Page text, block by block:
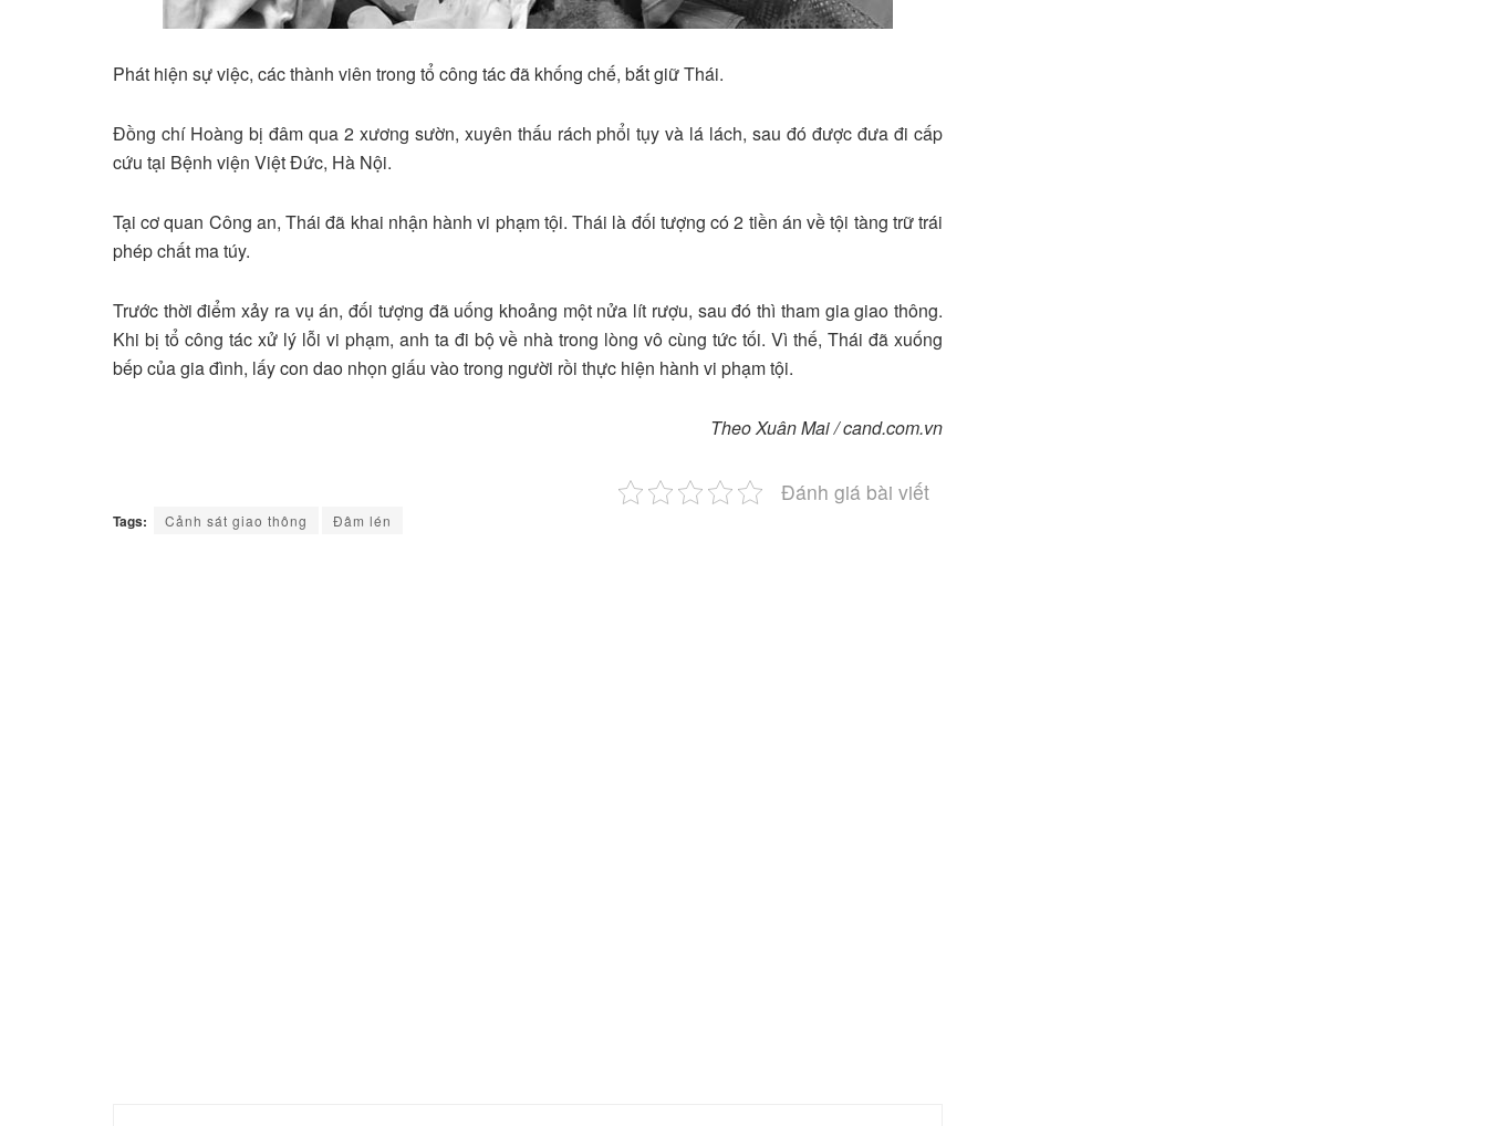
Phát hiện sự việc, các thành viên trong tổ công tác đã khống chế, bắt giữ Thái.
Đồng chí Hoàng bị đâm qua 2 xương sườn, xuyên thấu rách phổi tụy và lá lách, sau đó được đưa đi cấp
cứu tại Bệnh viện Việt Đức, Hà Nội.
Tại cơ quan Công an, Thái đã khai nhận hành vi phạm tội. Thái là đối tượng có 2 tiền án về tội tàng trữ trái
phép chất ma túy.
Trước thời điểm xảy ra vụ án, đối tượng đã uống khoảng một nửa lít rượu, sau đó thì tham gia giao thông.
Khi bị tổ công tác xử lý lỗi vi phạm, anh ta đi bộ về nhà trong lòng vô cùng tức tối. Vì thế, Thái đã xuống
bếp của gia đình, lấy con dao nhọn giấu vào trong người rồi thực hiện hành vi phạm tội.
Theo Xuân Mai / cand.com.vn
Đánh giá bài viết
Tags: Cảnh sát giao thông Đâm lén